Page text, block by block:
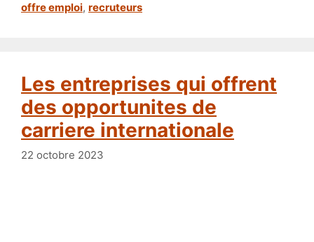
offre emploi, recruteurs
Les entreprises qui offrent
des opportunites de
carriere internationale
22 octobre 2023